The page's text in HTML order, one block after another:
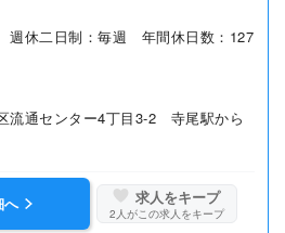
休二日制：毎週 年間休日数：127
流通センター4丁目3-2 寺尾駅から
へ 求人をキープ
2 人がこの求人をキープ